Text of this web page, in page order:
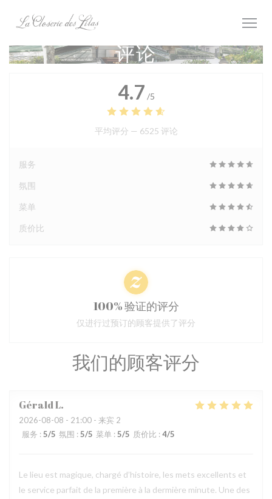
评论
我们的顾客评分
GéraldL
2026-08-08 - 21:00 - 来宾 2
服务 : 5/5 氛围 : 5/5 菜单 : 5/5 质价比 : 4/5
Le lieu est magique, chargé d’histoire, les mets excellents et
le service parfait de la première à la dermière minute. Une des
4.7 /5
平均评分 — 6525 评论
服务
氛围
菜单
质价比
100% 验证的评分
仅进行过预订的顾客提供了评分